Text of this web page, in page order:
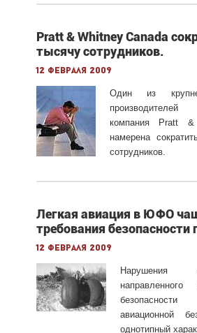
Pratt & Whitney Canada
тысячу сотрудников.
12 февраля 2009
Один из
производителей
компания Pratt
намерена
сотрудников.
Легкая авиация в ЮФО
требования безопасности
12 февраля 2009
Нарушения
авиационной
однотипный